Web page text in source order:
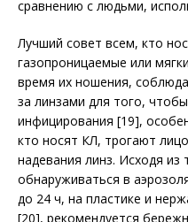
сравнению с людьми,
Лучший совет всем, кто
газопроницаемые или
время их ношения,
за линзами для того,
инфицирования [19],
кто носят КЛ, трогают
надевания линз. Исходя из
обнаруживаться в
до 24 ч, на пластике и
[20], рекомендуется